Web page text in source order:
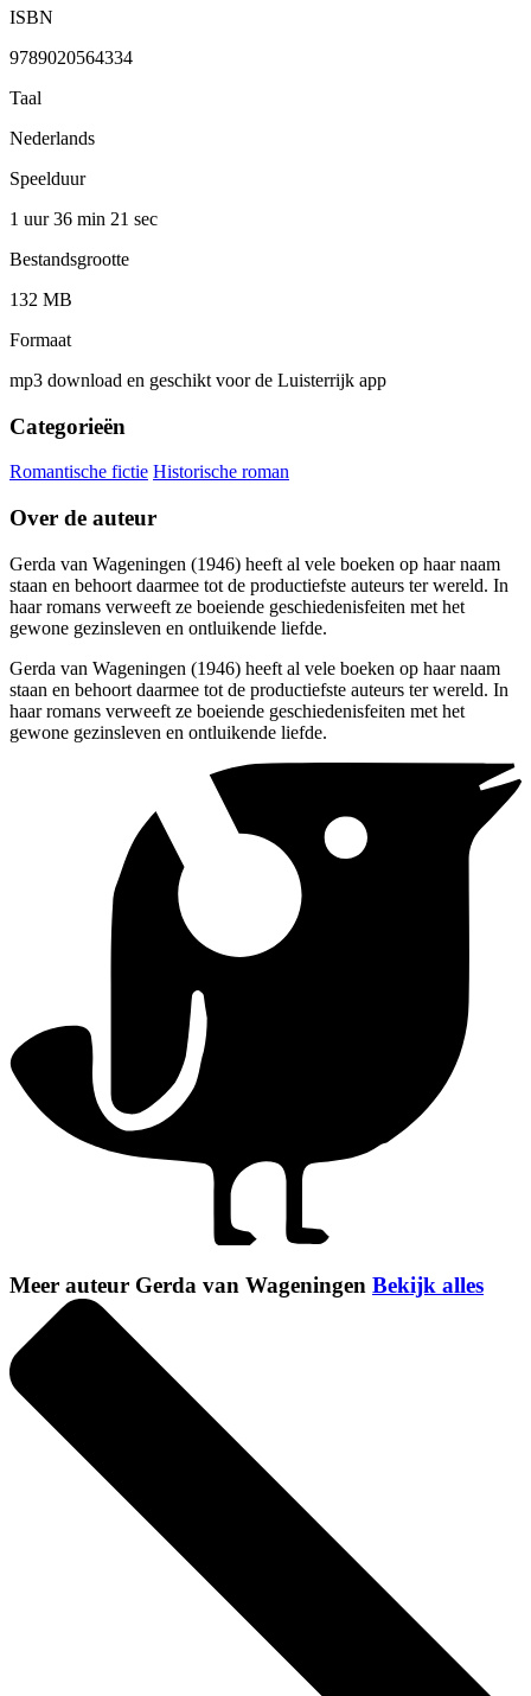
ISBN
9789020564334
Taal
Nederlands
Speelduur
1 uur 36 min 21 sec
Bestandsgrootte
132 MB
Formaat
mp3 download en geschikt voor de Luisterrijk app
Categorieën
Romantische fictie Historische roman
Over de auteur
Gerda van Wageningen (1946) heeft al vele boeken op haar naam
staan en behoort daarmee tot de productiefste auteurs ter wereld. In
haar romans verweeft ze boeiende geschiedenisfeiten met het
gewone gezinsleven en ontluikende liefde.
Gerda van Wageningen (1946) heeft al vele boeken op haar naam
staan en behoort daarmee tot de productiefste auteurs ter wereld. In
haar romans verweeft ze boeiende geschiedenisfeiten met het
gewone gezinsleven en ontluikende liefde.
Meer auteur Gerda van Wageningen Bekijk alles